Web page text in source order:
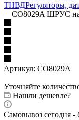
ТНВДРегуляторы,
—CO8029A ШРУС
Артикул: CO8029A
Уточняйте
Нашли дешевле?
Самовывоз сегодня -